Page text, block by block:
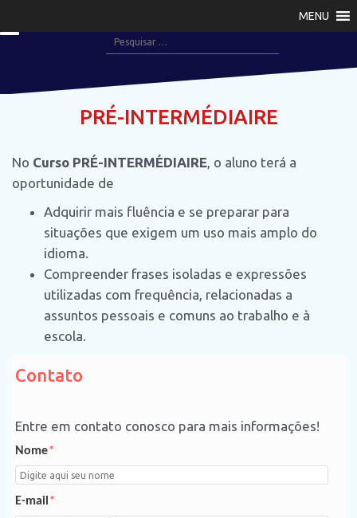
u
r
q
u
s
a
r
p
r
:
PRÉ-INTERMÉDIAIRE
No Curso PRÉ-INTERMÉDIAIRE, o aluno terá a
oportunidade de
Adquirir mais fluência e se preparar para
situações que exigem um uso mais amplo do
idioma.
Compreender frases isoladas e expressões
utilizadas com frequência, relacionadas a
assuntos pessoais e comuns ao trabalho e à
escola.
Contato
Entre em contato conosco para mais informações!
Nome*
E-mail *